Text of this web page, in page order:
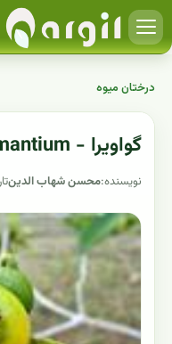
درختان میوه
گواویرا - Campomanesia adamantium
نویسنده:محسن شهاب الدین